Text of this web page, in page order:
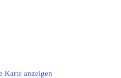
Karte anzeigen